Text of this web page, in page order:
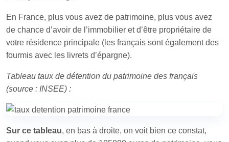
En France, plus vous avez de patrimoine, plus vous avez
de chance d’avoir de l’immobilier et d’être propriétaire de
votre résidence principale (les français sont également des
fourmis avec les livrets d’épargne).
Tableau taux de détention du patrimoine des français
(source : INSEE) :
Sur ce tableau, en bas à droite, on voit bien ce constat,